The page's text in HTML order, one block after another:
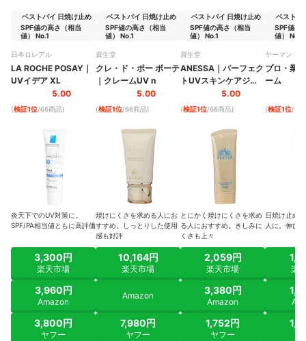
ベストバイ 日焼け止め
SPF値の高さ（相当
値） No.1
日本ロレアル
LA ROCHE POSAY ｜
UVイデア XL
5.00
(検証1位/66商品)
炎天下でのUV対策に。
SPF/PA相当値ともに高評価
3,300円
楽天市場
3,960円
Amazon
3,800円
ヤフー
ベストバイ 日焼け止め
SPF値の高さ（相当
値） No.1
資生堂
クレ・ド・ポー ボーテ
｜ クレームUV n
5.00
(検証1位/66商品)
焼けにくさを求める人にお
すすめ。しっとりした使用
感も好評
10,164円
楽天市場
Amazon
7,980円
ヤフー
ベストバイ 日焼け止め
SPF値の高さ（相当
値） No.1
資生堂
ANESSA ｜ パーフェク
トUVスキンケアジェ
5.00
(検証1位/66商品)
とにかく焼けにくさを求め
る人におすすめ。きしみに
くさも上々
2,059円
楽天市場
3,380円
Amazon
1,752円
ヤフー
ベストバ
SPF値の
値） No.1
ヤーマン
プロ・業
ーム
(検証1位/66
日焼け止め
人に。伸び
楽